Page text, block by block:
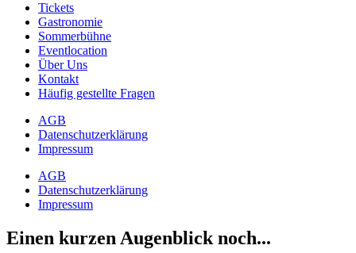
Tickets
Gastronomie
Sommerbühne
Eventlocation
Über Uns
Kontakt
Häufig gestellte Fragen
AGB
Datenschutzerklärung
Impressum
AGB
Datenschutzerklärung
Impressum
Einen kurzen Augenblick noch...